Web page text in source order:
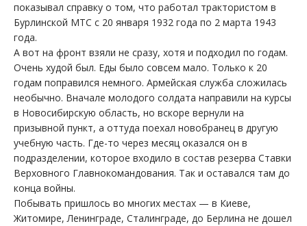
показывал справку о том, что работал трактористом в
Бурлинской МТС с 20 января 1932 года по 2 марта 1943
года.
А вот на фронт взяли не сразу, хотя и подходил по годам.
Очень худой был. Еды было совсем мало. Только к 20
годам поправился немного. Армейская служба сложилась
необычно. Вначале молодого солдата направили на курсы
в Новосибирскую область, но вскоре вернули на
призывной пункт, а оттуда поехал новобранец в другую
учебную часть. Где-то через месяц оказался он в
подразделении, которое входило в состав резерва Ставки
Верховного Главнокомандования. Так и оставался там до
конца войны.
Побывать пришлось во многих местах — в Киеве,
Житомире, Ленинграде, Сталинграде, до Берлина не дошел